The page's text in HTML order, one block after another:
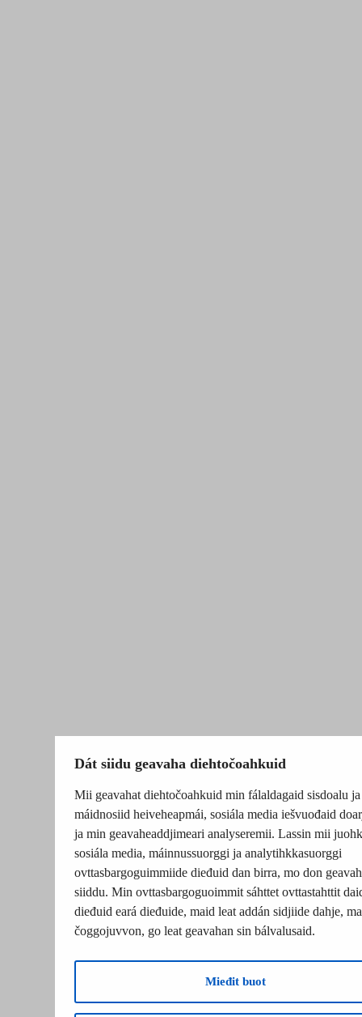
Dát siidu geavaha diehtočoahkuid
Mii geavahat diehtočoahkuid min fálaldagaid sisdoalu ja
máidnosiid heiveheapmái, sosiála media iešvuođaid
ja min geavaheaddjimeari analyseremii. Lassin mii
sosiála media, máinnussuorggi ja analytihkkasuorggi
ovttasbargoguimmiide dieđuid dan birra, mo don
siiddu. Min ovttasbargoguoimmit sáhttet ovttastahttit
dieđuid eará dieđuide, maid leat addán sidjiide dahje,
čoggojuvvon, go leat geavahan sin bálvalusaid.
Mieđit buot